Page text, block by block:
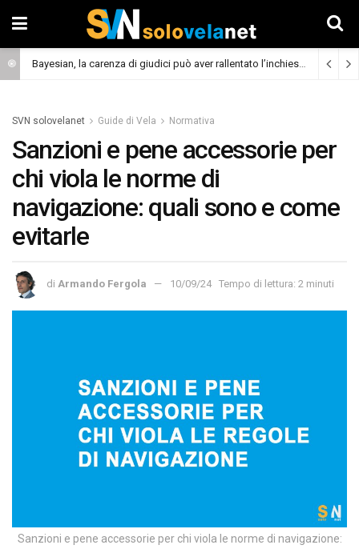
Bayesian, la carenza di giudici può aver rallentato l’inchiesta (Cronaca)
SVN solovelanet Guide di Vela Normativa
Sanzioni e pene accessorie per
chi viola le norme di
navigazione: quali sono e come
evitarle
di Armando Fergola 10/09/24 Tempo di lettura: 2 minuti
Sanzioni e pene accessorie per chi viola le norme di navigazione: